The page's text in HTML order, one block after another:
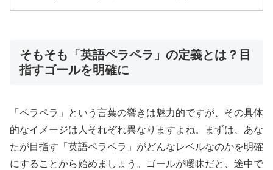
そもそも「英語ペラペラ」の定義とは？目
指すゴールを明確に
「ペラペラ」という言葉の響きは魅力的ですが、その具体
的なイメージは人それぞれ異なりますよね。まずは、あな
たが目指す「英語ペラペラ」がどんなレベルなのかを明確
にすることから始めましょう。ゴールが曖昧だと、途中で